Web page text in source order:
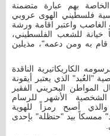
بهم عبارة متضمنة
فلسطيني الهوى عروبي
الغاصب واعتبر اقامة ورشة
خيانة للشعب الفلسطيني،
به ومن دعمه"، مذيلين
الكاريكاتيرية الناقدة
"العُبد" الذي يعتبر أيقونة
البحريني الفقير
الأشهر للرسام
أصبح رمزاً للهوية
ممسكاً بيد "حنظلة" بإحدى